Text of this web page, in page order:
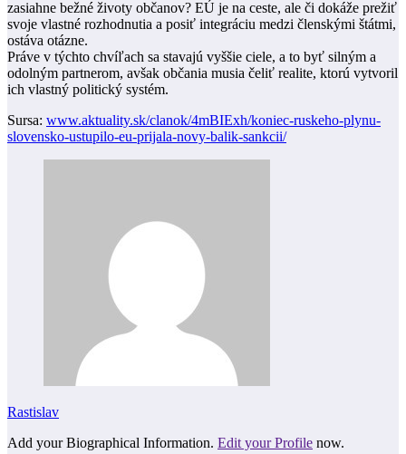
zasiahne bežné životy občanov? EÚ je na ceste, ale či dokáže prežiť
svoje vlastné rozhodnutia a posiť integráciu medzi členskými štátmi,
ostáva otázne.
Práve v týchto chvíľach sa stavajú vyššie ciele, a to byť silným a
odolným partnerom, avšak občania musia čeliť realite, ktorú vytvoril
ich vlastný politický systém.
Sursa: www.aktuality.sk/clanok/4mBIExh/koniec-ruskeho-plynu-
slovensko-ustupilo-eu-prijala-novy-balik-sankcii/
Rastislav
Add your Biographical Information. Edit your Profile now.